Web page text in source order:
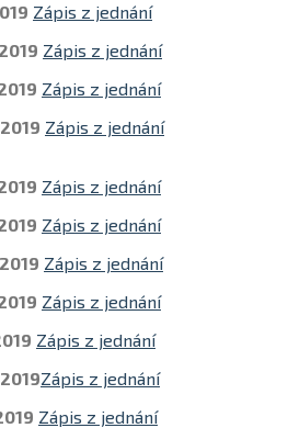
Zápis z jednání
Zápis z jednání
Zápis z jednání
Zápis z jednání
Zápis z jednání
Zápis z jednání
Zápis z jednání
Zápis z jednání
Zápis z jednání
Zápis z jednání
Zápis z jednání